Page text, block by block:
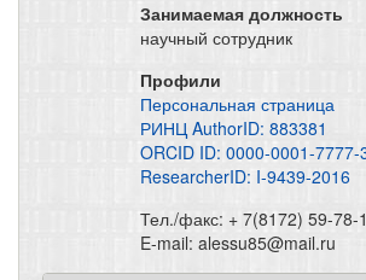
Занимаемая должность
научный сотрудник
Профили
Персональная страница
РИНЦ AuthorID: 883381
ORCID ID: 0000-0001-7777-
ResearcherID: I-9439-2016
Тел./факс: + 7(8172) 59-78-
E-mail: alessu85@mail.ru